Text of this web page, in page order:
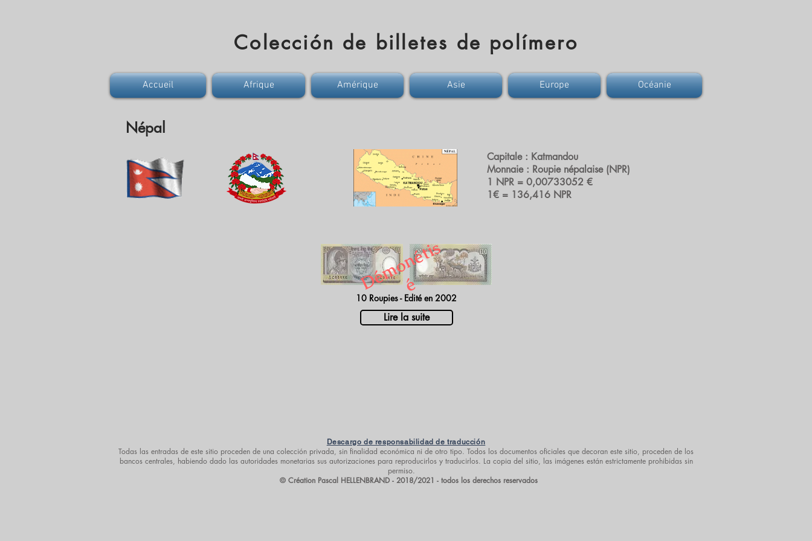
Colección de billetes de polímero
Accueil Afrique Amérique Asie Europe Océanie
Népal
Capitale : Katmandou
Monnaie : Roupie népalaise (NPR)
1 NPR = 0,00733052 €
1€ = 136,416 NPR
D
é
m
o
n
é
t
i
s
é
10 Roupies - Edité en 2002
Lire la suite
Descargo de responsabilidad de traducción
Todas las entradas de este sitio proceden de una colección privada, sin finalidad económica ni de otro tipo. Todos los documentos oficiales que decoran este sitio, proceden de los
bancos centrales, habiendo dado las autoridades monetarias sus autorizaciones para reproducirlos y traducirlos. La copia del sitio, las imágenes están estrictamente prohibidas sin
permiso.
© Création Pascal HELLENBRAND - 2018/2021 - todos los derechos reservados